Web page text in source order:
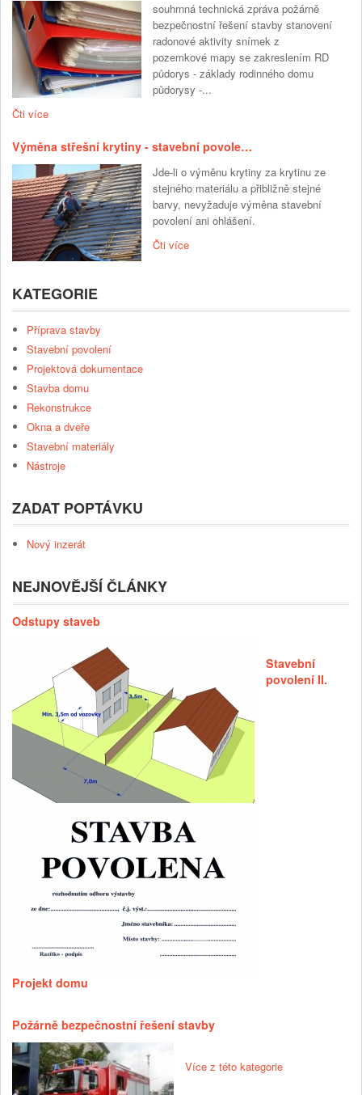
souhrnná technická zpráva požárně
bezpečnostní řešení stavby stanovení
radonové aktivity snímek z
pozemkové mapy se zakreslením RD
půdorys - základy rodinného domu
půdorysy -...
Čti více
Výměna střešní krytiny - stavební povole…
Jde-li o výměnu krytiny za krytinu ze
stejného materiálu a přibližně stejné
barvy, nevyžaduje výměna stavební
povolení ani ohlášení.
Čti více
KATEGORIE
Příprava stavby
Stavební povolení
Projektová dokumentace
Stavba domu
Rekonstrukce
Okna a dveře
Stavební materiály
Nástroje
ZADAT POPTÁVKU
Nový inzerát
NEJNOVĚJŠÍ ČLÁNKY
Odstupy staveb
Stavební
povolení II.
Projekt domu
Požárně bezpečnostní řešení stavby
Více z této kategorie